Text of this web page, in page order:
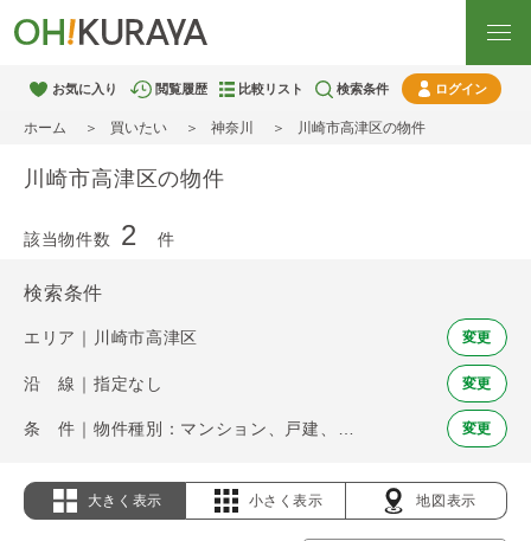
お気に入り 閲覧履歴 比較リスト 検索条件 ログイン
ホーム 買いたい 神奈川 川崎市高津区の物件
川崎市高津区の物件
該当物件数 2 件
検索条件
エリア｜川崎市高津区 変更
沿 線｜指定なし 変更
変更
大きく表示 小さく表示 地図表示